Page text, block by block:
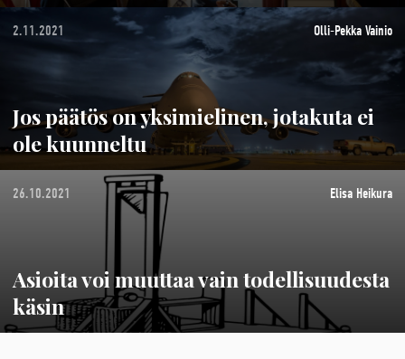
2.11.2021 Olli-Pekka Vainio
Jos päätös on yksimielinen, jotakuta ei
ole kuunneltu
26.10.2021 Elisa Heikura
Asioita voi muuttaa vain todellisuudesta
käsin